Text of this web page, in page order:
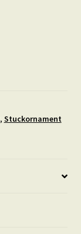
, Stuckornament